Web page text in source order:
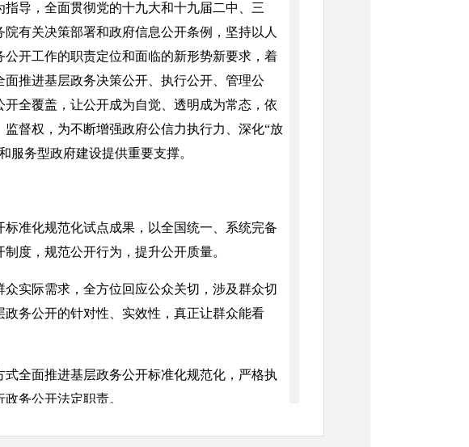
导，全面贯彻党的十九大和十九届二中、三
有关决策部署和政府信息公开条例，坚持以人
开工作的职责定位和面临的新形势新要求，着
推进基层政务决策公开、执行公开、管理公
全覆盖，让公开成为自觉、透明成为常态，依
督权，为不断增强政府公信力执行力、深化“放
服务型政府建设提供重要支撑。
准化规范化试点成果，以全国统一、系统完备
度，规范公开行为，提升公开质量。
实际需求，全方位回应公众关切，涉及群众切
务公开的针对性、实效性，真正让群众能看
面推进基层政务公开标准化规范化，严格执
务公开法定职责。
全链条加强政府信息管理，在集成发布、精准